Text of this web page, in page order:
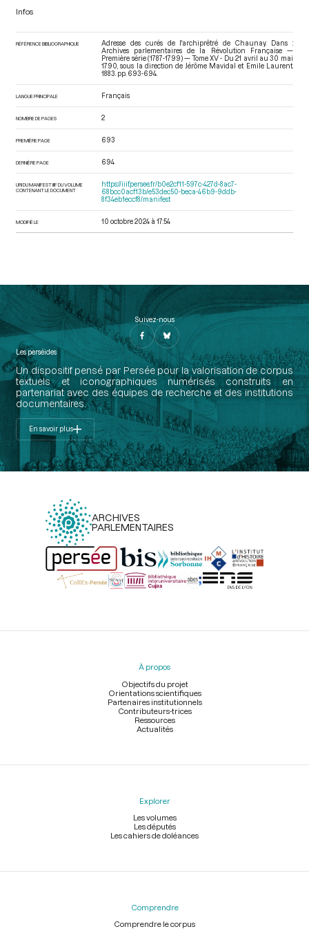
Infos
RÉFÉRENCE BIBLIOGRAPHIQUE
Adresse des curés de l'archiprêtré de Chaunay. Dans :
Archives parlementaires de la Révolution Française —
Première série (1787-1799) — Tome XV - Du 21 avril au 30 mai
1790 , sous la direction de Jérôme Mavidal et Emile Laurent.
1883. pp. 693-694.
LANGUE PRINCIPALE Français
NOMBRE DE PAGES 2
PREMIÈRE PAGE 693
DERNIÈRE PAGE 694
URI DU MANIFEST IIIF DU VOLUME
CONTENANT LE DOCUMENT
https://iiif.persee.fr/b0e2cf11-597c-427d-8ac7-
68bcc0acf13b/e53dec50-beca-46b9-9ddb-
8f34eb1eccf8/manifest
MODIFIÉ LE 10 octobre 2024 à 17:54
Suivez-nous
Les perséides
Un dispositif pensé par Persée pour la valorisation de corpus
textuels et iconographiques numérisés construits en
partenariat avec des équipes de recherche et des institutions
documentaires.
En savoir plus
ARCHIVES
PARLEMENTAIRES
Menu
À propos
Objectifs du projet
Orientations scientifiques
Partenaires institutionnels
Contributeurs-trices
Ressources
Actualités
Explorer
Les volumes
Les députés
Les cahiers de doléances
Comprendre
Comprendre le corpus